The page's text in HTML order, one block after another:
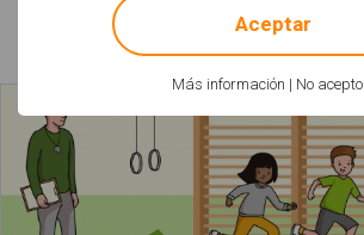
Láminas relacionadas
Más información | No acepto
Aceptar